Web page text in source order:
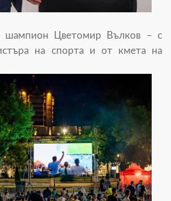
шампион Цветомир Вълков – с
на спорта и от кмета на